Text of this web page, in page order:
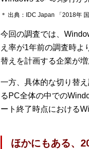
＊ 出典：IDC Japan 「2018年
今回の調査では、
え率が1年前の調査時よ
替えを計画する企業が
一方、具体的な切り替
るPC全体の中での
ート終了時点における
ほかにもある、